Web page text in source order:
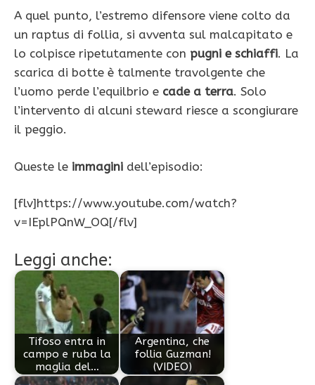
A quel punto, l’estremo difensore viene colto da
un raptus di follia, si avventa sul malcapitato e
lo colpisce ripetutamente con pugni e schiaffi. La
scarica di botte è talmente travolgente che
l’uomo perde l’equilbrio e cade a terra. Solo
l’intervento di alcuni steward riesce a scongiurare
il peggio.
Queste le immagini dell’episodio:
[flv]https://www.youtube.com/watch?
v=IEplPQnW_OQ[/flv]
Leggi anche:
Tifoso entra in
campo e ruba la
maglia del…
Argentina, che
follia Guzman!
(VIDEO)